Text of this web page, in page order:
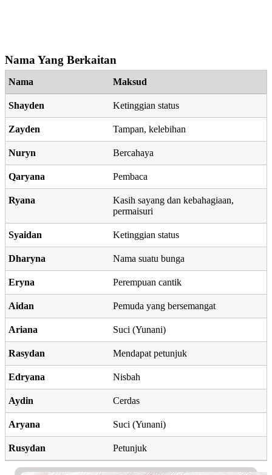
Nama Yang Berkaitan
Nama Maksud
Shayden Ketinggian status
Zayden Tampan, kelebihan
Nuryn Bercahaya
Qaryana Pembaca
Ryana
Kasih sayang dan kebahagiaan,
permaisuri
Syaidan Ketinggian status
Dharyna Nama suatu bunga
Eryna Perempuan cantik
Aidan Pemuda yang bersemangat
Ariana Suci (Yunani)
Rasydan Mendapat petunjuk
Edryana Nisbah
Aydin Cerdas
Aryana Suci (Yunani)
Rusydan Petunjuk